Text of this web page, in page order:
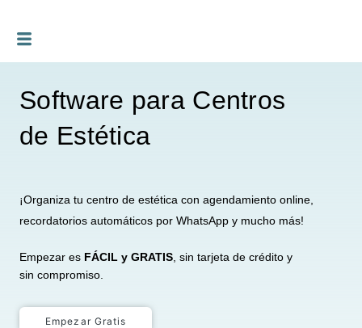
Software para Centros
de Estética
¡Organiza tu centro de estética con agendamiento online,
recordatorios automáticos por WhatsApp y mucho más!
Empezar es FÁCIL y GRATIS , sin tarjeta de crédito y
sin compromiso.
Empezar Gratis